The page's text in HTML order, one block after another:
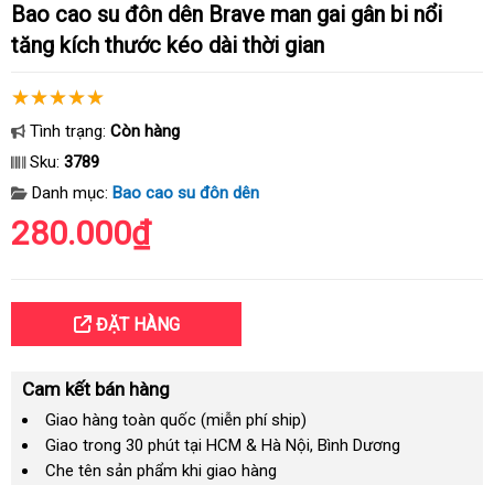
Bao cao su đôn dên Brave man gai gân bi nổi
tăng kích thước kéo dài thời gian
Tình trạng: Còn hàng
Sku: 3789
Danh mục: Bao cao su đôn dên
280.000₫
ĐẶT HÀNG
Cam kết bán hàng
Giao hàng toàn quốc (miễn phí ship)
Giao trong 30 phút tại HCM & Hà Nội, Bình Dương
Che tên sản phẩm khi giao hàng